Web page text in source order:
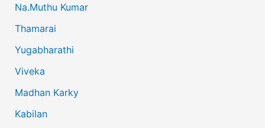
Na.Muthu Kumar
Thamarai
Yugabharathi
Viveka
Madhan Karky
Kabilan